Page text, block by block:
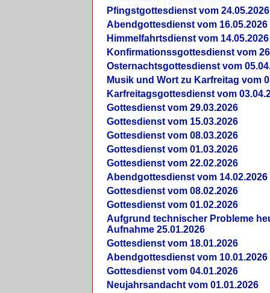
Pfingstgottesdienst vom 24.05.2026
Abendgottesdienst vom 16.05.2026
Himmelfahrtsdienst vom 14.05.2026
Konfirmationssgottesdienst vom
Osternachtsgottesdienst vom
Musik und Wort zu Karfreitag vom
Karfreitagsgottesdienst vom
Gottesdienst vom 29.03.2026
Gottesdienst vom 15.03.2026
Gottesdienst vom 08.03.2026
Gottesdienst vom 01.03.2026
Gottesdienst vom 22.02.2026
Abendgottesdienst vom 14.02.2026
Gottesdienst vom 08.02.2026
Gottesdienst vom 01.02.2026
Aufgrund technischer Probleme
Aufnahme 25.01.2026
Gottesdienst vom 18.01.2026
Abendgottesdienst vom 10.01.2026
Gottesdienst vom 04.01.2026
Neujahrsandacht vom 01.01.2026